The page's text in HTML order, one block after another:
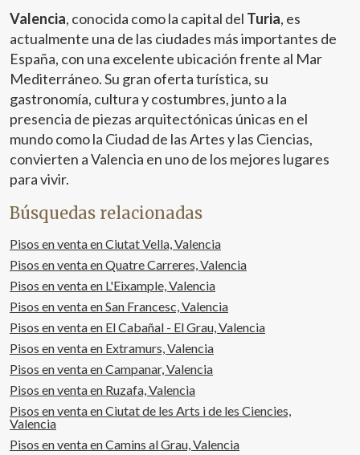
atravesante, el inmueble goza de ventilación cruzada y
una excelente entrada de luz natural durante todo el día.
Desde la terraza se contemplan vistas privilegiadas al
Mercado Central de Valencia y al conjunto de cubiertas
históricas del casco antiguo, configurando un entorno
urbano de gran valor patrimonial. La propiedad conserva
elementos arquitectónicos originales, como techos altos
y proporciones clásicas, que se integran armoniosamente
con prestaciones actuales como carpintería con doble
acristalamiento y puerta de seguridad. Ubicado en pleno
centro histórico, el inmueble se encuentra rodeado de
cultural, consolidándose como una opción residencial de
primer nivel. Para más información o concertar una visita
privada, no dude en contactar con nosotros.
Valencia, conocida como la capital del Turia, es
actualmente una de las ciudades más importantes de
España, con una excelente ubicación frente al Mar
Mediterráneo. Su gran oferta turística, su
gastronomía, cultura y costumbres, junto a la
presencia de piezas arquitectónicas únicas en el
mundo como la Ciudad de las Artes y las Ciencias,
convierten a Valencia en uno de los mejores lugares
para vivir.
Búsquedas relacionadas
Pisos en venta en Ciutat Vella, Valencia
Pisos en venta en Quatre Carreres, Valencia
Pisos en venta en L'Eixample, Valencia
Pisos en venta en San Francesc, Valencia
Pisos en venta en El Cabañal - El Grau, Valencia
Pisos en venta en Extramurs, Valencia
Pisos en venta en Campanar, Valencia
Pisos en venta en Ruzafa, Valencia
Pisos en venta en Ciutat de les Arts i de les Ciencies,
Valencia
Pisos en venta en Camins al Grau, Valencia